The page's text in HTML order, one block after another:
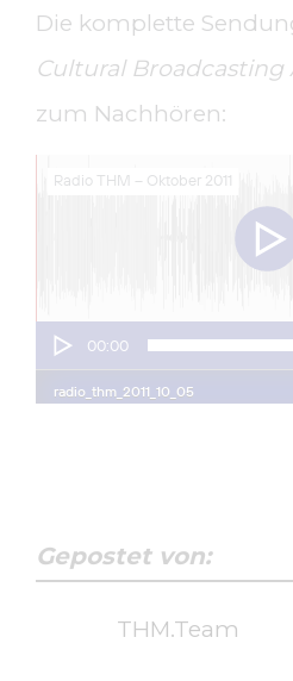
Die komplette
Cultural Broadcasting
zum Nachhören:
Gepostet von:
THM.Team